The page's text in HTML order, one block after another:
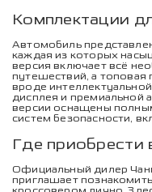
Комплектации
Автомобиль
каждая из которых
версия включает всё
путешествий, а топовая
вроде
дисплея и премиальной
версии оснащены
систем безопасности,
Где приобрести
Официальный дилер
приглашает